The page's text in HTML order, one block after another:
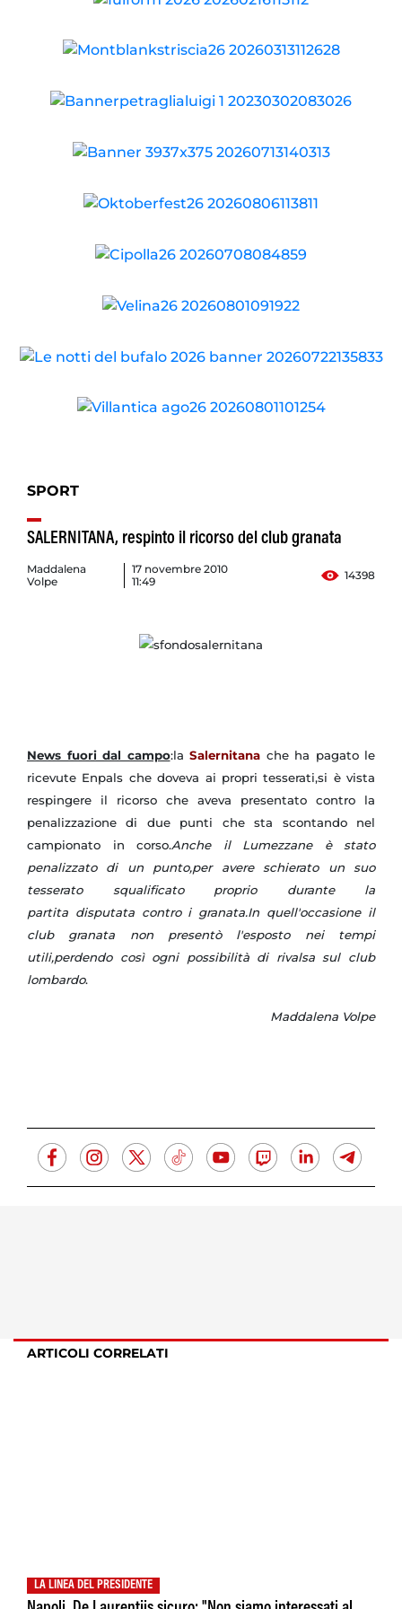
SPORT
SALERNITANA, respinto il ricorso del club granata
Maddalena
Volpe
17 novembre 2010
11:49
14398
News fuori dal campo:la Salernitana che ha pagato le
ricevute Enpals che doveva ai propri tesserati,si è vista
respingere il ricorso che aveva presentato contro la
penalizzazione di due punti che sta scontando nel
campionato in corso.Anche il Lumezzane è stato
penalizzato di un punto,per avere schierato un suo
tesserato squalificato proprio durante la
partita disputata contro i granata.In quell'occasione il
club granata non presentò l'esposto nei tempi
utili,perdendo così ogni possibilità di rivalsa sul club
lombardo.
Maddalena Volpe
ARTICOLI CORRELATI
LA LINEA DEL PRESIDENTE